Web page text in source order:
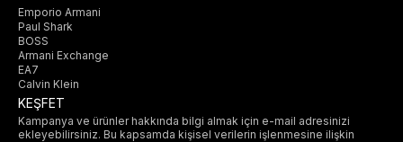
Emporio Armani
Paul Shark
BOSS
Armani Exchange
EA7
Calvin Klein
KEŞFET
Kampanya ve ürünler hakkında bilgi almak için e-mail adresinizi
ekleyebilirsiniz. Bu kapsamda kişisel verilerin işlenmesine ilişkin